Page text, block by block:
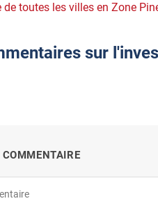
de toutes les villes en Zone
sur